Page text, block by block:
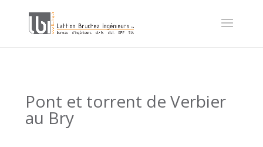
Pont et torrent de Verbier
au Bry